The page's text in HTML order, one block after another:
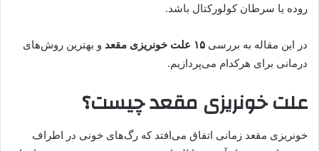
روده یا سرطان کولورکتال باشد.
در این مقاله به بررسی ۱۵ علت خونریزی مقعد
و بهترین روش‌های
درمانی برای هرکدام می‌پردازیم.
علت خونریزی مقعد چیست؟
خونریزی مقعد زمانی اتفاق می‌افتد که رگ‌های خونی در اطراف